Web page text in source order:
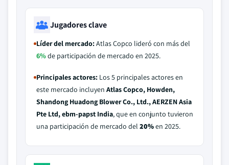
Jugadores clave
Líder del mercado:Atlas Copco lideró con más del
6%de participación de mercado en 2025.
Principales actores: Los 5 principales actores en
este mercado incluyen Atlas Copco, Howden,
Shandong Huadong Blower Co., Ltd., AERZEN Asia
Pte Ltd, ebm-papst India, que en conjunto tuvieron
una participación de mercado del 20%en 2025.